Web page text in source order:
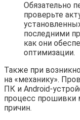
Обязательно
проверьте
последними
как они
оптимизации.
Также при
на «механику».
ПК и Android-
процесс прошивки
причин.